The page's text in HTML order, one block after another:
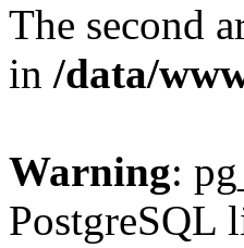
The second
in /data/
Warning:
PostgreSQL